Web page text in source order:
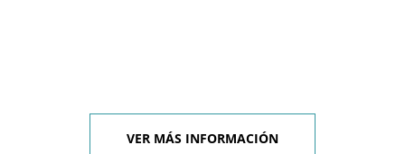
VER MÁS INFORMACIÓN